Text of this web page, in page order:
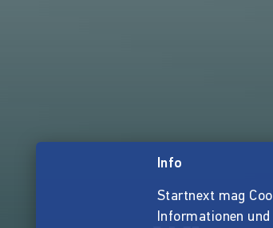
Info
Startnext mag
Informationen